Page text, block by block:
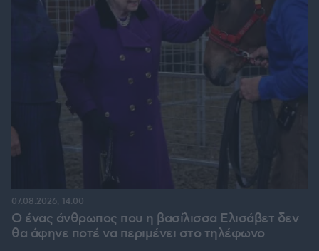
Ο ένας άνθρωπος που η βασίλισσα Ελισάβετ δεν
θα άφηνε ποτέ να περιμένει στο τηλέφωνο
07.08.2026, 14:00